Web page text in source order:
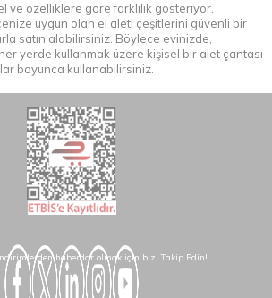
ve özelliklere göre farklılık gösteriyor.
uygun olan el aleti çeşitlerini güvenli bir
satın alabilirsiniz. Böylece evinizde,
yerde kullanmak üzere kişisel bir alet çantası
boyunca kullanabilirsiniz.
haberdar olmak için bizi Takip Edin!